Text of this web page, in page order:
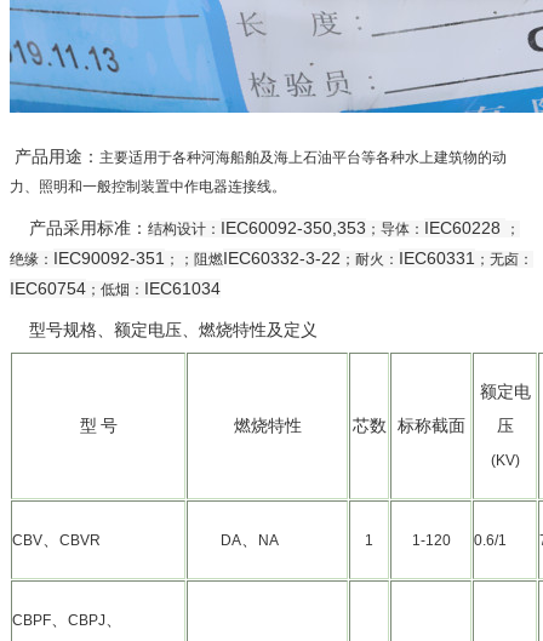
产品用途： 主要适用于各种河海船舶及海上石油平台等各种水上建筑物的动
力、照明和一般控制装置中作电器连接线。
产品采用标准： 结构设计： IEC60092-350,353 ；导体： IEC60228
；
绝缘： IEC90092-351 ；；阻燃IEC60332-3-22 ；耐火： IEC60331 ；无卤：
IEC60754 ；低烟： IEC61034
型号规格、额定电压、燃烧特性及定义
型 号 燃烧特性 芯数 标称截面
额定电
压
(KV)
CBV 、CBVR DA NA 1 1-120 0.6/1
CBPF 、CBPJ